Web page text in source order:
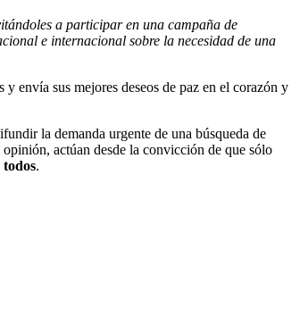
a participar en una campaña de
e internacional sobre la necesidad de una
envía sus mejores deseos de paz en el corazón y
la demanda urgente de una búsqueda de
actúan desde la convicción de que sólo
todos.